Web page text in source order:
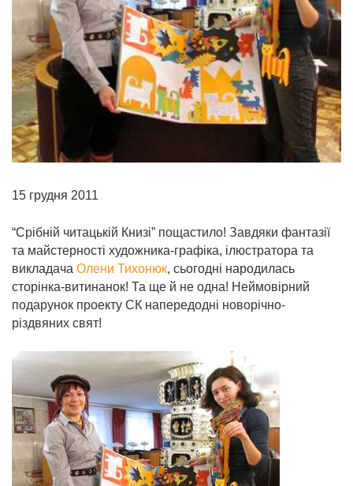
15 грудня 2011
“Срібній читацькій Книзі” пощастило! Завдяки фантазії
та майстерності художника-графіка, ілюстратора та
викладача Олени Тихонюк, сьогодні народилась
сторінка-витинанок! Та ще й не одна! Неймовірний
подарунок проекту СК напередодні новорічно-
різдвяних свят!